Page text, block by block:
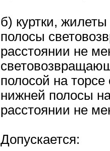
б) куртки,
полосы
расстоянии не
полосой на
нижней полосы
расстоянии не
Допускается: